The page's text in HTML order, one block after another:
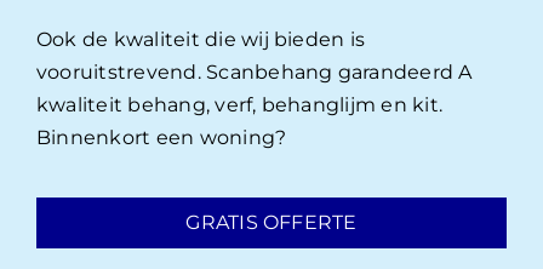
Ook de kwaliteit die wij bieden is
vooruitstrevend. Scanbehang garandeerd A
kwaliteit behang, verf, behanglijm en kit.
Binnenkort een woning?
GRATIS OFFERTE